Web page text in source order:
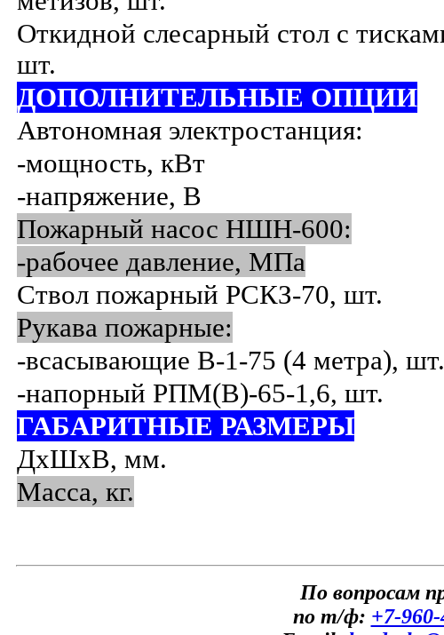
Откидной слесарный стол с
шт.
ДОПОЛНИТЕЛЬНЫЕ ОПЦИИ
Автономная электростанция:
-мощность, кВт
-напряжение, В
Пожарный насос НШН-600:
-рабочее давление, МПа
Ствол пожарный РСКЗ-70, шт.
Рукава пожарные:
-всасывающие В-1-75 (4 метра), шт.
-напорный РПМ(В)-65-1,6, шт.
ГАБАРИТНЫЕ РАЗМЕРЫ
ДхШхВ, мм.
Масса, кг.
По вопросам
по т/ф: +7-